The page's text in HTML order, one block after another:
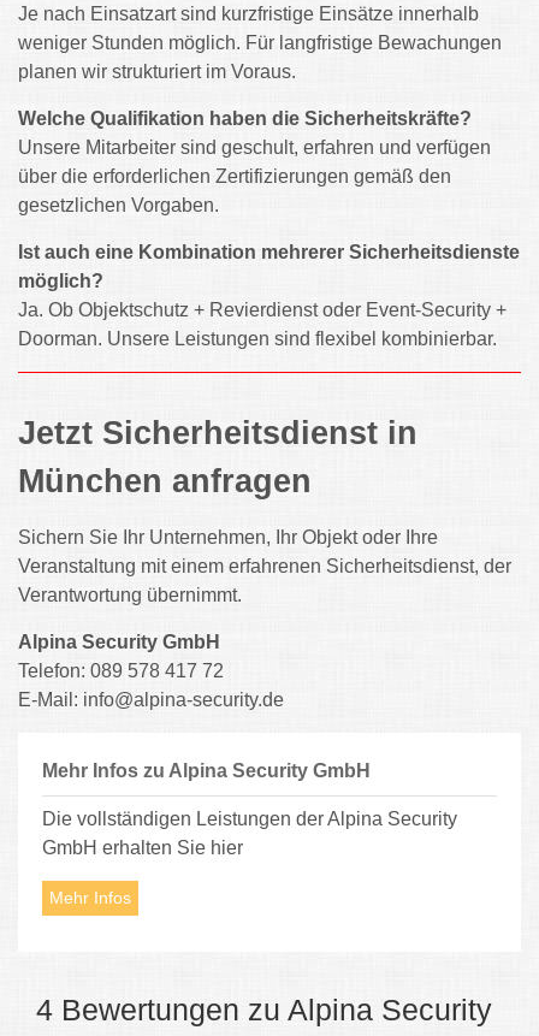
Je nach Einsatzart sind kurzfristige Einsätze innerhalb
weniger Stunden möglich. Für langfristige Bewachungen
planen wir strukturiert im Voraus.
Welche Qualifikation haben die Sicherheitskräfte?
Unsere Mitarbeiter sind geschult, erfahren und verfügen
über die erforderlichen Zertifizierungen gemäß den
gesetzlichen Vorgaben.
Ist auch eine Kombination mehrerer Sicherheitsdienste
möglich?
Ja. Ob Objektschutz + Revierdienst oder Event-Security +
Doorman. Unsere Leistungen sind flexibel kombinierbar.
Jetzt Sicherheitsdienst in
München anfragen
Sichern Sie Ihr Unternehmen, Ihr Objekt oder Ihre
Veranstaltung mit einem erfahrenen Sicherheitsdienst, der
Verantwortung übernimmt.
Alpina Security GmbH
Telefon: 089 578 417 72
E-Mail: info@alpina-security.de
Mehr Infos zu Alpina Security GmbH
Die vollständigen Leistungen der Alpina Security
GmbH erhalten Sie hier
Mehr Infos
4 Bewertungen zu Alpina Security